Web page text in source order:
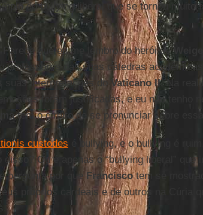
do bullying liberal que se tornou muito
que eu me lembro do herói deWeigel
professores das suas cátedras
suas interpretações do Vaticano II. Na
foram justificadas, e eu não tenho
tem o direito de se pronunciar sobre
custodes é bullying, e o bullying é ruim,
disso? Ou é apenas o “bullying liberal” que
pergunta por que Franciscotem se
próprios cardeais e de outros na Cúria